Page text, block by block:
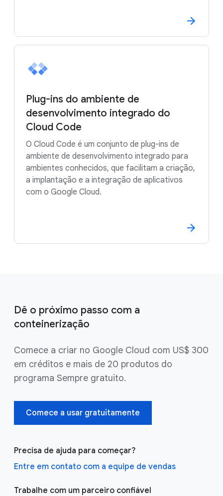
Plug-ins do ambiente de
desenvolvimento integrado do
Cloud Code
O Cloud Code é um conjunto de plug-ins de
ambiente de desenvolvimento integrado para
ambientes conhecidos, que facilitam a criação,
a implantação e a integração de aplicativos
com o Google Cloud.
Dê o próximo passo com a
conteinerização
Comece a criar no Google Cloud com US$ 300
em créditos e mais de 20 produtos do
programa Sempre gratuito.
Comece a usar gratuitamente
Precisa de ajuda para começar?
Entre em contato com a equipe de vendas
Trabalhe com um parceiro confiável